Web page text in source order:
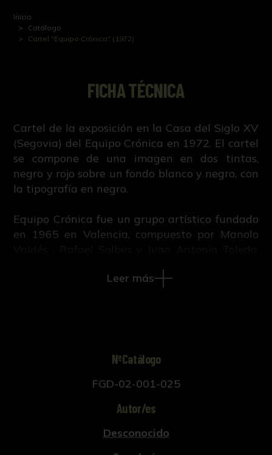
Inicio
Catálogo
Cartel "Equipo Crónica" (1972)
FICHA TÉCNICA
Cartel de la exposición en la Casa del Siglo XV
(Segovia) del Equipo Crónica en 1972. El cartel
se compone de una imagen en dos tintas,
negro y rojo sobre un fondo blanco y negro, con
la tipografía en negro.
Equipo Crónica fue un grupo artístico fundado
en 1965 en Valencia, compuesto por Manolo
fue influido por el historiador Tomás Llorens
compromiso político antifranquista, acuñada
por el crítico Vicente Aguilera Cerni, con el que
el Equipo publicó un manifiesto. En los años 70,
el grupo dejaría atrás su obra serializada para
llevar a cabo pastiches de obras tradicionales
españolas, seguían buscando hacer
Leer más
NºCatálogo
FGD-02-001-025
Autor/es
Desconocido